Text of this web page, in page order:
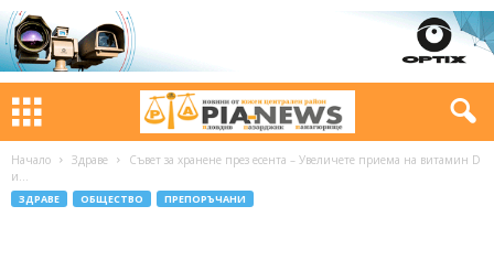
Начало Здраве
Съвет за хранене през есента – Увеличете приема на витамин D
и...
ЗДРАВЕ ОБЩЕСТВО ПРЕПОРЪЧАНИ